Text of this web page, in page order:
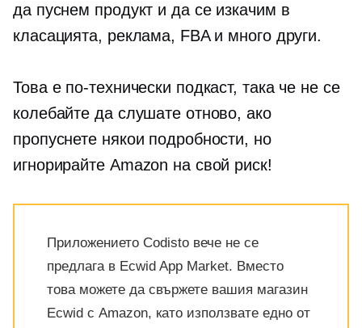
да пуснем продукт и да се изкачим в
класацията, реклама, FBA и много други.
Това е по-технически подкаст, така че не се
колебайте да слушате отново, ако
пропуснете някои подробности, но
игнорирайте Amazon на свой риск!
Приложението Codisto вече не се
предлага в Ecwid App Market. Вместо
това можете да свържете вашия магазин
Ecwid с Amazon, като използвате едно от